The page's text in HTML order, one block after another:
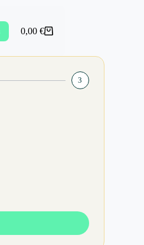
0,00 €
3